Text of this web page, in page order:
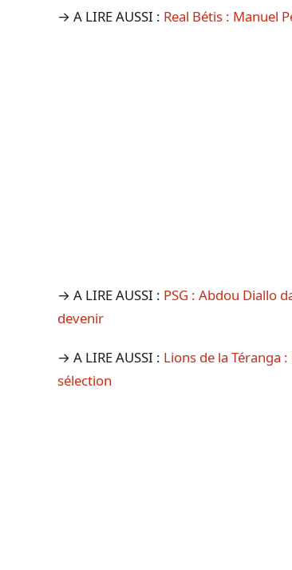
→ A LIRE AUSSI : Real Bétis : Manuel
→ A LIRE AUSSI : PSG : Abdou Diallo
devenir
→ A LIRE AUSSI : Lions de la Téranga
sélection